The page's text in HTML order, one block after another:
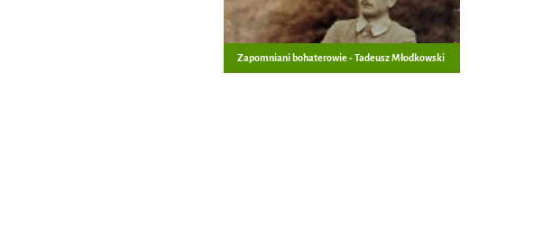
Zapomniani bohaterowie - Tadeusz Młodkowski